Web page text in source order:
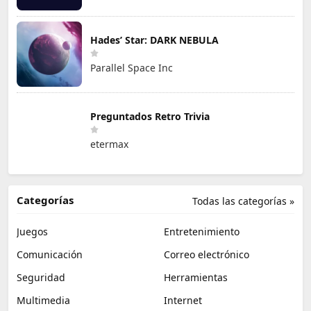
Hades’ Star: DARK NEBULA
Parallel Space Inc
Preguntados Retro Trivia
etermax
Todas las categorías »
Categorías
Juegos
Entretenimiento
Comunicación
Correo electrónico
Seguridad
Herramientas
Multimedia
Internet